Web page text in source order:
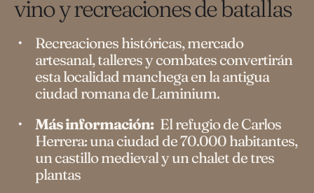
vino y recreaciones de batallas
Recreaciones históricas, mercado
artesanal, talleres y combates convertirán
esta localidad manchega en la antigua
ciudad romana de Laminium.
Más información: El refugio de Carlos
Herrera: una ciudad de 70.000 habitantes,
un castillo medieval y un chalet de tres
plantas